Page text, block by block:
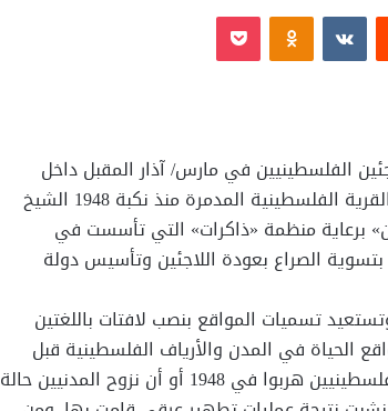
Odnoklassniki
‫Pocket
الفلسطينيين في مارس/ آذار المقبل داخل
متحف إسرائيل في تل ابيب، القائم هو وجامعة تل أبيب على انقاض القرية الفلسطينية المدمرة منذ نكبة 1948 الشيخ
برعاية منظمة «ذاكرات» التي تأسست في
وتؤمن بتسوية الصراع بعودة اللاجئين وتأسيس دولة
«ذاكرات» جولات ميدانية في القرى المهجرة داخل أراضي 48 وتستعيد تسميات المواقع بنصب لافتات باللغتين
الحياة في المدن والأرياف الفلسطينية قبل
وخلال تدميرها. وترفض «ذاكرات» الرواية الصهيونية التقليدية بأن الفلسطينيين هربوا في 1948 أو أن نزوح المدنيين حالة